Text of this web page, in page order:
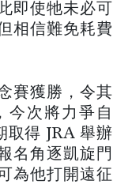
即使牠未必可
相信難免耗費
賽獲勝，令其
今次將力爭自
得 JRA 舉辦
名角逐凱旋門
為他打開遠征